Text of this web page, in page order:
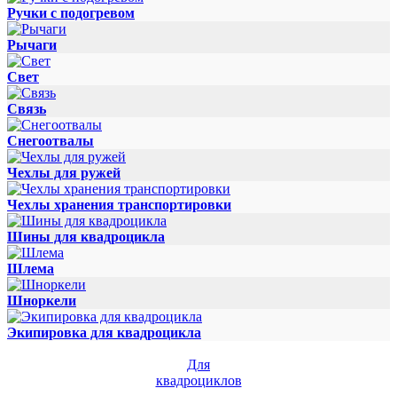
Ручки с подогревом
Рычаги
Свет
Связь
Снегоотвалы
Чехлы для ружей
Чехлы хранения транспортировки
Шины для квадроцикла
Шлема
Шноркели
Экипировка для квадроцикла
Для
квадроциклов